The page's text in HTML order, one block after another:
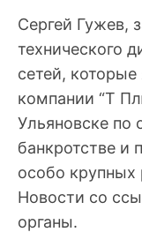
Сергей Гужев,
технического
сетей,
компании “Т
Ульяновске по
банкротстве и
особо
Новости со
органы.